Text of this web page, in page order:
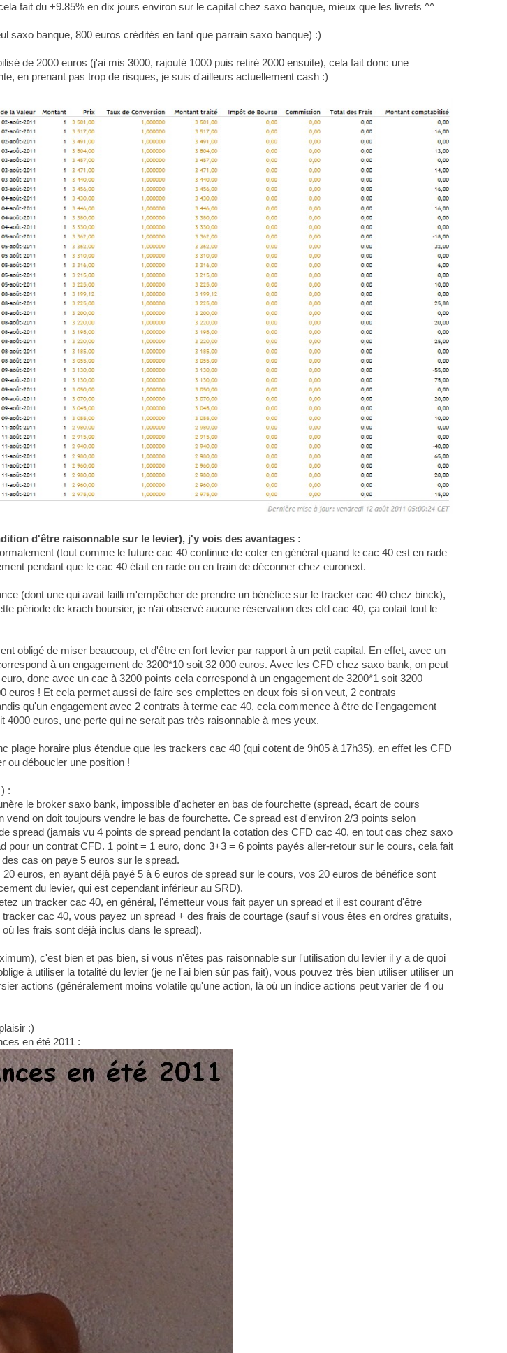
fait du +9.85% en dix jours environ sur le capital chez saxo banque, mieux que les livrets ^^
saxo banque, 800 euros crédités en tant que parrain saxo banque) :)
de 2000 euros (j'ai mis 3000, rajouté 1000 puis retiré 2000 ensuite), cela fait donc une
en prenant pas trop de risques, je suis d'ailleurs actuellement cash :)
d'être raisonnable sur le levier), j'y vois des avantages :
(tout comme le future cac 40 continue de coter en général quand le cac 40 est en rade
pendant que le cac 40 était en rade ou en train de déconner chez euronext.
(dont une qui avait failli m'empêcher de prendre un bénéfice sur le tracker cac 40 chez binck),
période de krach boursier, je n'ai observé aucune réservation des cfd cac 40, ça cotait tout le
obligé de miser beaucoup, et d'être en fort levier par rapport à un petit capital. En effet, avec un
à un engagement de 3200*10 soit 32 000 euros. Avec les CFD chez saxo bank, on peut
donc avec un cac à 3200 points cela correspond à un engagement de 3200*1 soit 3200
! Et cela permet aussi de faire ses emplettes en deux fois si on veut, 2 contrats
qu'un engagement avec 2 contrats à terme cac 40, cela commence à être de l'engagement
euros, une perte qui ne serait pas très raisonnable à mes yeux.
horaire plus étendue que les trackers cac 40 (qui cotent de 9h05 à 17h35), en effet les CFD
ou déboucler une position !
:
le broker saxo bank, impossible d'acheter en bas de fourchette (spread, écart de cours
on doit toujours vendre le bas de fourchette. Ce spread est d'environ 2/3 points selon
spread (jamais vu 4 points de spread pendant la cotation des CFD cac 40, en tout cas chez saxo
un contrat CFD. 1 point = 1 euro, donc 3+3 = 6 points payés aller-retour sur le cours, cela fait
cas on paye 5 euros sur le spread.
euros, en ayant déjà payé 5 à 6 euros de spread sur le cours, vos 20 euros de bénéfice sont
du levier, qui est cependant inférieur au SRD).
un tracker cac 40, en général, l'émetteur vous fait payer un spread et il est courant d'être
cac 40, vous payez un spread + des frais de courtage (sauf si vous êtes en ordres gratuits,
les frais sont déjà inclus dans le spread).
c'est bien et pas bien, si vous n'êtes pas raisonnable sur l'utilisation du levier il y a de quoi
à utiliser la totalité du levier (je ne l'ai bien sûr pas fait), vous pouvez très bien utiliser utiliser un
actions (généralement moins volatile qu'une action, là où un indice actions peut varier de 4 ou
:)
en été 2011 :